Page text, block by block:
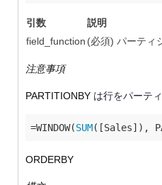
引数
説明
field_function (必須) パーティ
注意事項
PARTITIONBY は行をパーテ
=WINDOW(SUM([Sales]),
ORDERBY